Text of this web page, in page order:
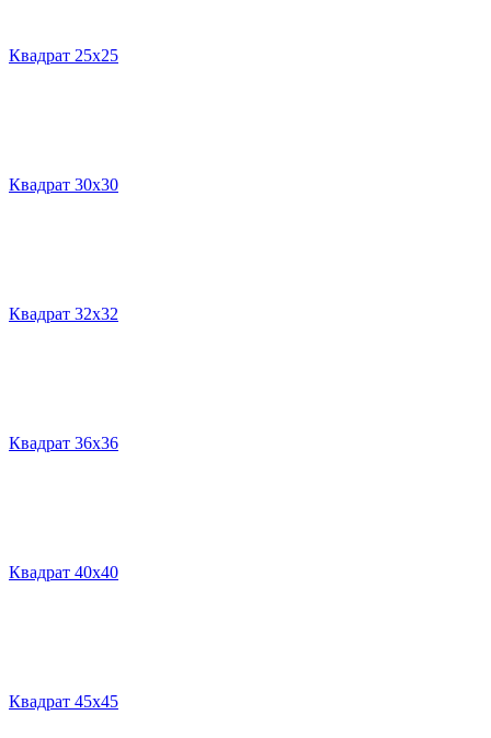
Квадрат 25х25
Квадрат 30х30
Квадрат 32х32
Квадрат 36х36
Квадрат 40х40
Квадрат 45х45